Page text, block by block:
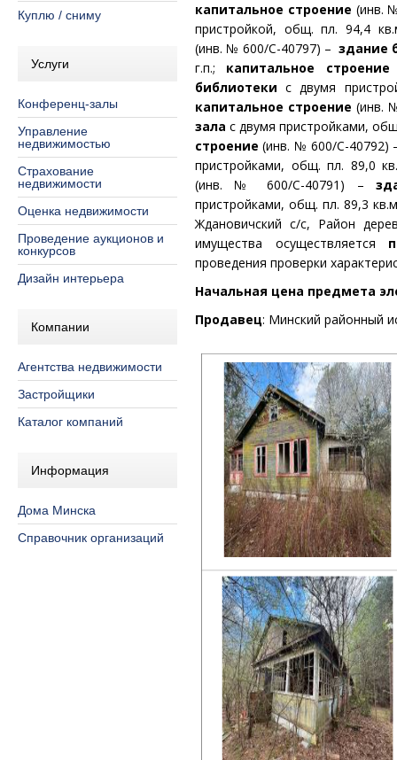
Куплю / сниму
Услуги
Конференц-залы
Управление
недвижимостью
Страхование
недвижимости
Оценка недвижимости
Проведение аукционов и
конкурсов
Дизайн интерьера
Компании
Агентства недвижимости
Застройщики
Каталог компаний
Информация
Дома Минска
Справочник организаций
капитальное строение (инв.
пристройкой, общ. пл. 94,4
(инв. № 600/С-40797) –здание
г.п.; капитальное строение
библиотекис двумя
капитальное строение (инв.
залас двумя пристройками,
строение (инв. № 600/С-
пристройками, общ. пл. 89,0
(инв. № 600/С-40791) –
пристройками, общ. пл. 89,3
Ждановичский с/с, Район
имущества осуществляется
проведения проверки
Начальная цена предмета
Продавец: Минский районный